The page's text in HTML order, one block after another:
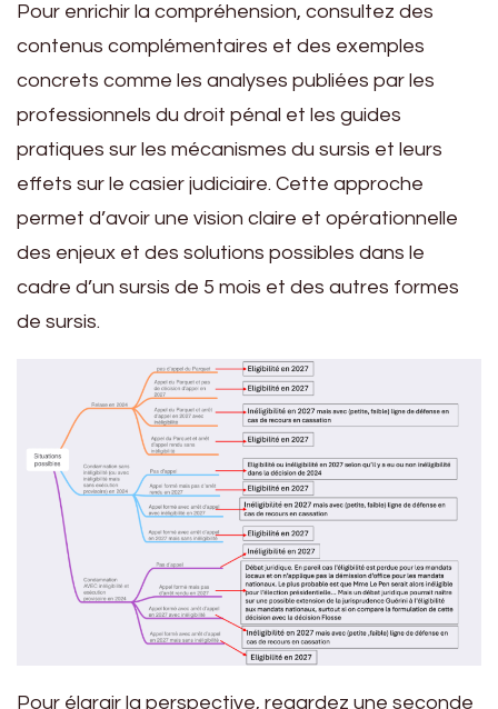
Pour enrichir la compréhension, consultez des
contenus complémentaires et des exemples
concrets comme les analyses publiées par les
professionnels du droit pénal et les guides
pratiques sur les mécanismes du sursis et leurs
effets sur le casier judiciaire. Cette approche
permet d’avoir une vision claire et opérationnelle
des enjeux et des solutions possibles dans le
cadre d’un sursis de 5 mois et des autres formes
de sursis.
Pour élargir la perspective, regardez une seconde